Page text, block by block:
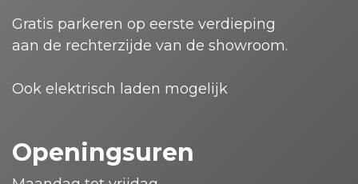
Gratis parkeren op eerste verdieping
aan de rechterzijde van de showroom.
Ook elektrisch laden mogelijk
Openingsuren